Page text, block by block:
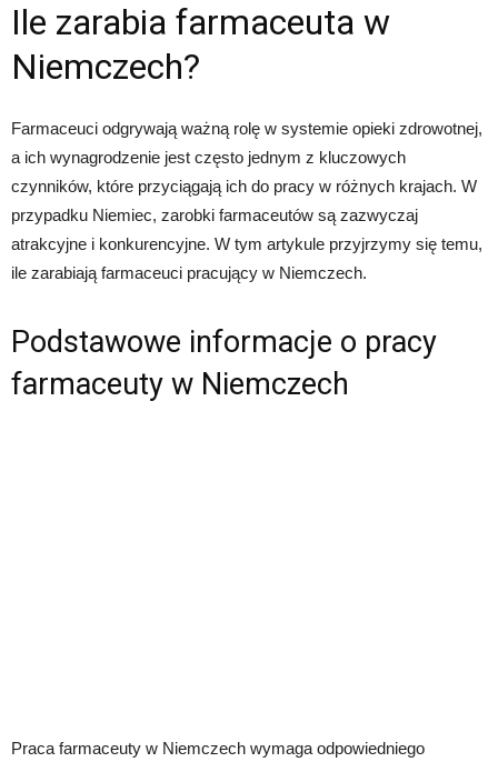
Ile zarabia farmaceuta w
Niemczech?
Farmaceuci odgrywają ważną rolę w systemie opieki zdrowotnej,
a ich wynagrodzenie jest często jednym z kluczowych
czynników, które przyciągają ich do pracy w różnych krajach. W
przypadku Niemiec, zarobki farmaceutów są zazwyczaj
atrakcyjne i konkurencyjne. W tym artykule przyjrzymy się temu,
ile zarabiają farmaceuci pracujący w Niemczech.
Podstawowe informacje o pracy
farmaceuty w Niemczech
Praca farmaceuty w Niemczech wymaga odpowiedniego